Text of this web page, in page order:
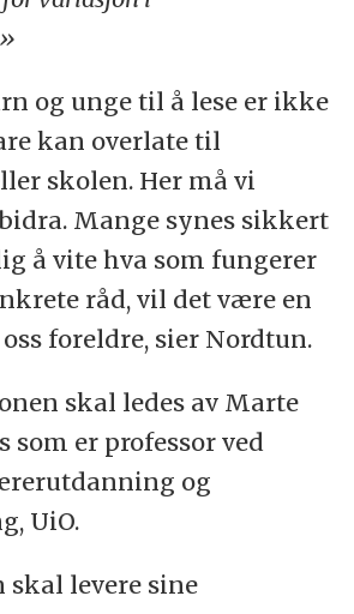
og unge til å lese er ikke
kan overlate til
skolen. Her må vi
Mange synes sikkert
å vite hva som fungerer
råd, vil det være en
foreldre, sier Nordtun.
skal ledes av Marte
som er professor ved
og
UiO.
levere sine